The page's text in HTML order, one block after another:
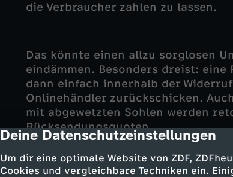
cmp-dialog-description
Deine Datenschutzeinstellungen
Um dir eine optimale Website von ZDF,
Cookies und vergleichbare Techniken ein.
die Verbraucher zahlen zu lassen.
Das könnte einen allzu sorglosen
eindämmen. Besonders dreist:
dann einfach innerhalb der
Onlinehändler zurückschicken.
mit abgewetzten Sohlen werden
Rücksendungsquoten.
Neben politischem
Retouren vor der Mülltonne zu